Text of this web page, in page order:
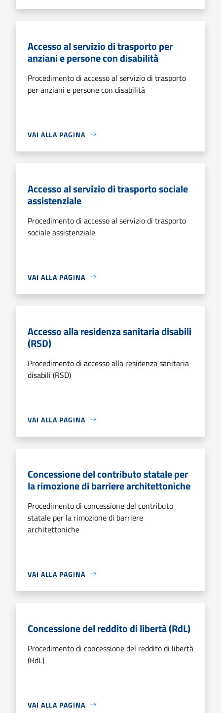
Accesso al servizio di trasporto per
anziani e persone con disabilità
Procedimento di accesso al servizio di trasporto
per anziani e persone con disabilità
VAI ALLA PAGINA
Accesso al servizio di trasporto sociale
assistenziale
Procedimento di accesso al servizio di trasporto
sociale assistenziale
VAI ALLA PAGINA
Accesso alla residenza sanitaria disabili
(RSD)
Procedimento di accesso alla residenza sanitaria
disabili (RSD)
VAI ALLA PAGINA
Concessione del contributo statale per
la rimozione di barriere architettoniche
Procedimento di concessione del contributo
statale per la rimozione di barriere
architettoniche
VAI ALLA PAGINA
Concessione del reddito di libertà (RdL)
Procedimento di concessione del reddito di libertà
(RdL)
VAI ALLA PAGINA